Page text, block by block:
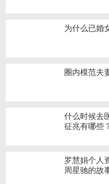
为什么已婚
圈内模范夫
什么时候去
征兆有哪些
罗慧娟个人
周星驰的故